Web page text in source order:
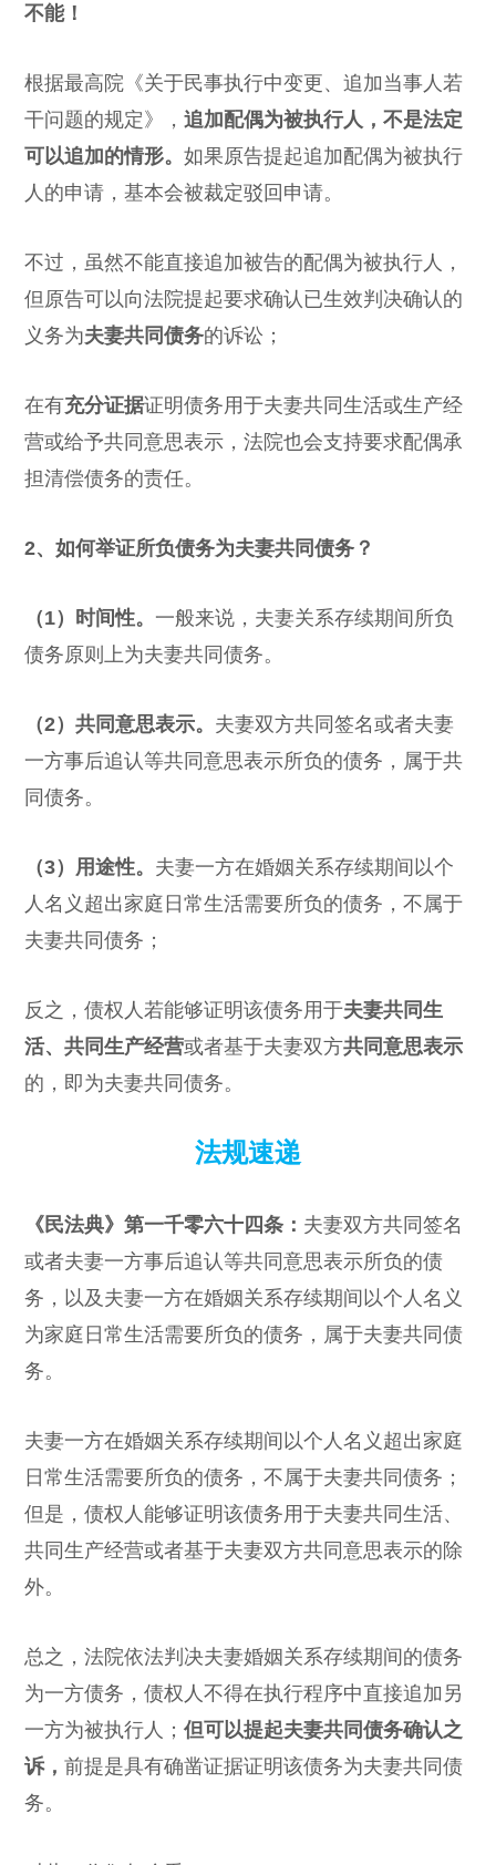
不能！
根据最高院《关于民事执行中变更、追加当事人若
干问题的规定》，追加配偶为被执行人，不是法定
可以追加的情形。如果原告提起追加配偶为被执行
人的申请，基本会被裁定驳回申请。
不过，虽然不能直接追加被告的配偶为被执行人，
但原告可以向法院提起要求确认已生效判决确认的
义务为夫妻共同债务的诉讼；
在有充分证据证明债务用于夫妻共同生活或生产经
营或给予共同意思表示，法院也会支持要求配偶承
担清偿债务的责任。
2、如何举证所负债务为夫妻共同债务？
（1）时间性。 一般来说，夫妻关系存续期间所负
债务原则上为夫妻共同债务。
（2）共同意思表示。 夫妻双方共同签名或者夫妻
一方事后追认等共同意思表示所负的债务，属于共
同债务。
（3）用途性。 夫妻一方在婚姻关系存续期间以个
人名义超出家庭日常生活需要所负的债务，不属于
夫妻共同债务；
反之，债权人若能够证明该债务用于夫妻共同生
活、共同生产经营或者基于夫妻双方共同意思表示
的，即为夫妻共同债务。
法规速递
《民法典》第一千零六十四条： 夫妻双方共同签名
或者夫妻一方事后追认等共同意思表示所负的债
务，以及夫妻一方在婚姻关系存续期间以个人名义
为家庭日常生活需要所负的债务，属于夫妻共同债
务。
夫妻一方在婚姻关系存续期间以个人名义超出家庭
日常生活需要所负的债务，不属于夫妻共同债务；
但是，债权人能够证明该债务用于夫妻共同生活、
共同生产经营或者基于夫妻双方共同意思表示的除
外。
总之，法院依法判决夫妻婚姻关系存续期间的债务
为一方债务，债权人不得在执行程序中直接追加另
一方为被执行人；但可以提起夫妻共同债务确认之
诉，前提是具有确凿证据证明该债务为夫妻共同债
务。